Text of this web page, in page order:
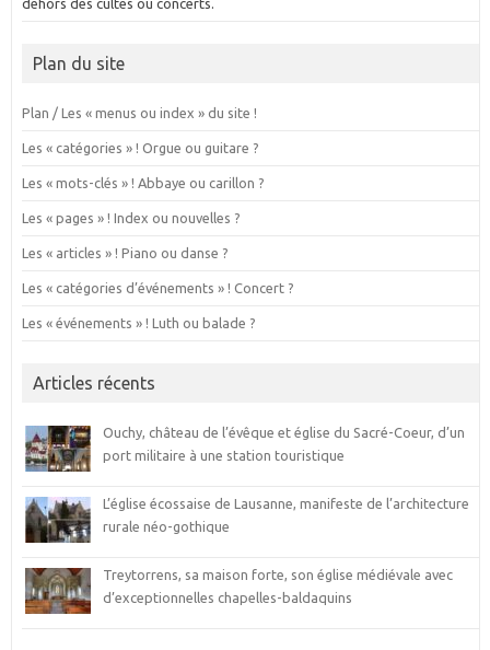
dehors des cultes ou concerts.
Plan du site
Plan / Les « menus ou index » du site !
Les « catégories » ! Orgue ou guitare ?
Les « mots-clés » ! Abbaye ou carillon ?
Les « pages » ! Index ou nouvelles ?
Les « articles » ! Piano ou danse ?
Les « catégories d’événements » ! Concert ?
Les « événements » ! Luth ou balade ?
Articles récents
Ouchy, château de l’évêque et église du Sacré-Coeur, d’un
port militaire à une station touristique
L’église écossaise de Lausanne, manifeste de l’architecture
rurale néo-gothique
Treytorrens, sa maison forte, son église médiévale avec
d’exceptionnelles chapelles-baldaquins